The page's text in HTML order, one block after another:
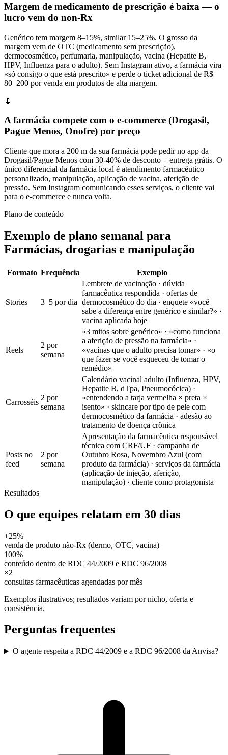
Margem de medicamento de prescrição é baixa — o
lucro vem do non-Rx
Genérico tem margem 8–15%, similar 15–25%. O grosso da
margem vem de OTC (medicamento sem prescrição),
dermocosmético, perfumaria, manipulação, vacina (Hepatite B,
HPV, Influenza para o adulto). Sem Instagram ativo, a farmácia vira
«só consigo o que está prescrito» e perde o ticket adicional de R$
80–200 por venda em produtos de alta margem.
💉
A farmácia compete com o e-commerce (Drogasil,
Pague Menos, Onofre) por preço
Cliente que mora a 200 m da sua farmácia pode pedir no app da
Drogasil/Pague Menos com 30-40% de desconto + entrega grátis. O
único diferencial da farmácia local é atendimento farmacêutico
personalizado, manipulação, aplicação de vacina, aferição de
pressão. Sem Instagram comunicando esses serviços, o cliente vai
para o e-commerce e nunca volta.
Plano de conteúdo
Exemplo de plano semanal para
Farmácias, drogarias e manipulação
Formato Frequência Exemplo
Stories 3–5 por dia
Lembrete de vacinação · dúvida
farmacêutica respondida · ofertas de
dermocosmético do dia · enquete «você
sabe a diferença entre genérico e similar?» ·
vacina aplicada hoje
Reels
2 por
semana
«3 mitos sobre genérico» · «como funciona
a aferição de pressão na farmácia» ·
«vacinas que o adulto precisa tomar» · «o
que fazer se você esqueceu de tomar o
remédio»
Carrosséis
2 por
semana
Calendário vacinal adulto (Influenza, HPV,
Hepatite B, dTpa, Pneumocócica) ·
«entendendo a tarja vermelha × preta ×
isento» · skincare por tipo de pele com
dermocosmético da farmácia · adesão ao
tratamento de doença crônica
Posts no
feed
2 por
semana
Apresentação da farmacêutica responsável
técnica com CRF/UF · campanha de
Outubro Rosa, Novembro Azul (com
produto da farmácia) · serviços da farmácia
(aplicação de injeção, aferição,
manipulação) · cliente como protagonista
Resultados
O que equipes relatam em 30 dias
+25%
venda de produto não-Rx (dermo, OTC, vacina)
100%
conteúdo dentro de RDC 44/2009 e RDC 96/2008
×2
consultas farmacêuticas agendadas por mês
Exemplos ilustrativos; resultados variam por nicho, oferta e
consistência.
Perguntas frequentes
O agente respeita a RDC 44/2009 e a RDC 96/2008 da Anvisa?